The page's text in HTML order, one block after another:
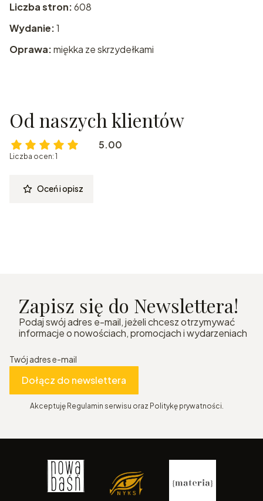
Liczba stron:608
Wydanie:1
Oprawa:miękka ze skrzydełkami
Od naszych klientów
5.00
Liczba ocen: 1
Oceń i opisz
Zapisz się do Newslettera!
Podaj swój adres e-mail, jeżeli chcesz otrzymywać
informacje o nowościach, promocjach i wydarzeniach
Twój adres e-mail
Dołącz do newslettera
Akceptuję Regulamin serwisu oraz Politykę prywatności.